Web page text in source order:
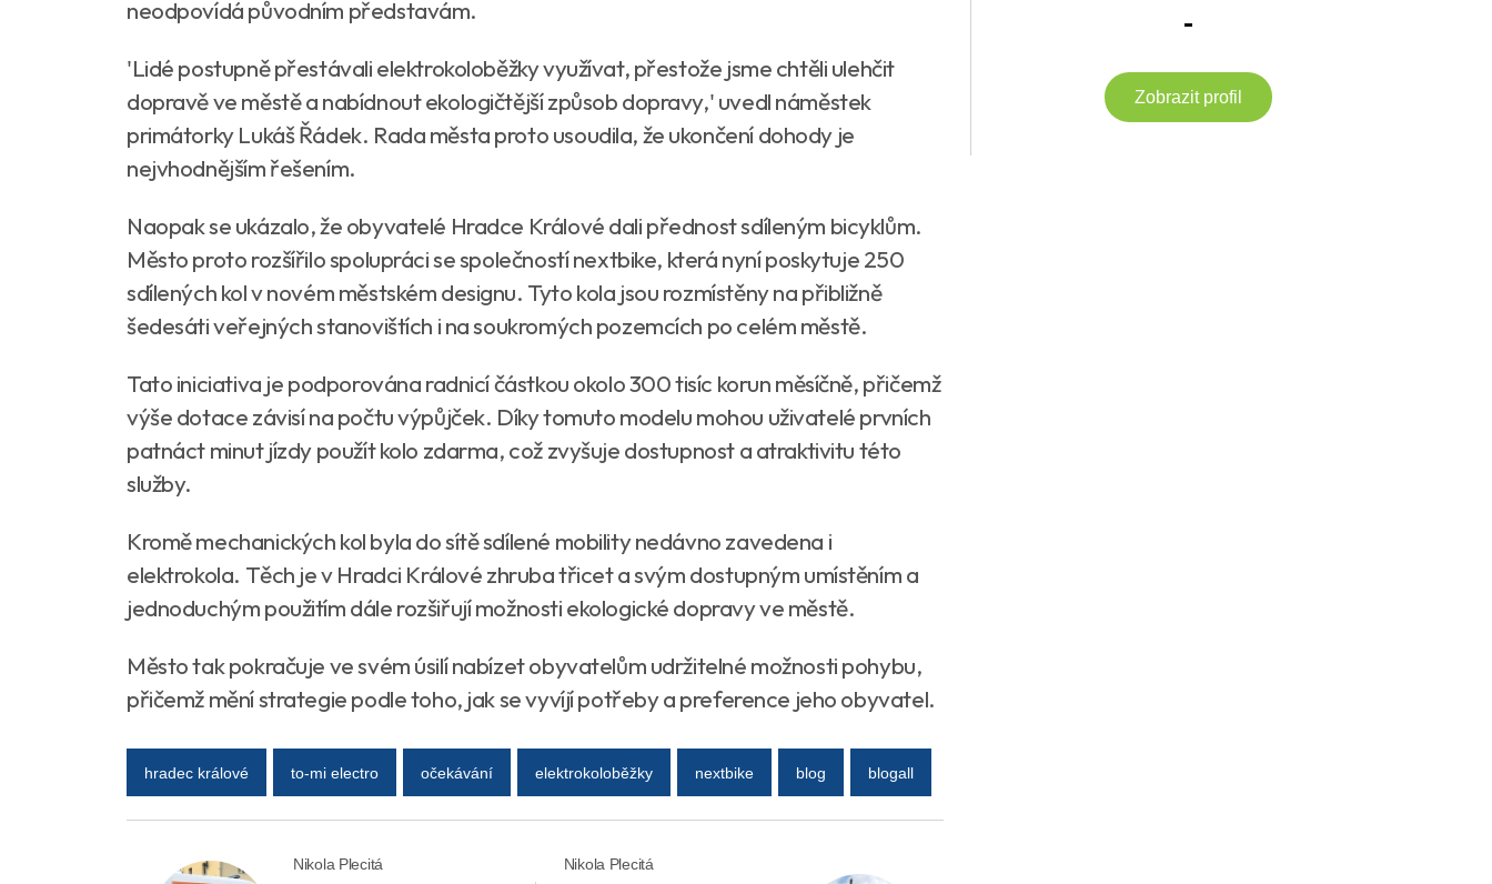
neodpovídá původním představám.
'Lidé postupně přestávali elektrokoloběžky využívat, přestože jsme chtěli ulehčit
dopravě ve městě a nabídnout ekologičtější způsob dopravy,' uvedl náměstek
primátorky Lukáš Řádek. Rada města proto usoudila, že ukončení dohody je
nejvhodnějším řešením.
Naopak se ukázalo, že obyvatelé Hradce Králové dali přednost sdíleným bicyklům.
Město proto rozšířilo spolupráci se společností nextbike, která nyní poskytuje 250
sdílených kol v novém městském designu. Tyto kola jsou rozmístěny na přibližně
šedesáti veřejných stanovištích i na soukromých pozemcích po celém městě.
Tato iniciativa je podporována radnicí částkou okolo 300 tisíc korun měsíčně, přičemž
výše dotace závisí na počtu výpůjček. Díky tomuto modelu mohou uživatelé prvních
patnáct minut jízdy použít kolo zdarma, což zvyšuje dostupnost a atraktivitu této
služby.
Kromě mechanických kol byla do sítě sdílené mobility nedávno zavedena i
elektrokola. Těch je v Hradci Králové zhruba třicet a svým dostupným umístěním a
jednoduchým použitím dále rozšiřují možnosti ekologické dopravy ve městě.
Město tak pokračuje ve svém úsilí nabízet obyvatelům udržitelné možnosti pohybu,
přičemž mění strategie podle toho, jak se vyvíjí potřeby a preference jeho obyvatel.
hradec králové to-mi electro očekávání elektrokoloběžky nextbike blog blogall
Nikola Plecitá Nikola Plecitá
-
Zobrazit profil